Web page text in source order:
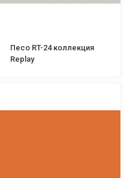
Песо RT-24 коллекция
Replay